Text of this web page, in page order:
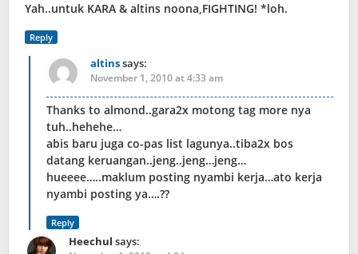
Yah..untuk KARA & altins noona,FIGHTING! *loh.
Reply
altinssays:
November 1, 2010 at 4:33 am
Thanks to almond..gara2x motong tag more nya
tuh..hehehe…
abis baru juga co-pas list lagunya..tiba2x bos
datang keruangan..jeng..jeng…jeng…
hueeee…..maklum posting nyambi kerja…ato kerja
nyambi posting ya….??
Reply
Heechul says: